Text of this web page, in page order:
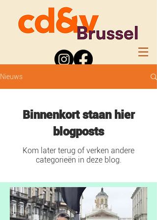
Nieuws
Binnenkort staan hier
blogposts
Kom later terug of verken andere
categorieën in deze blog.